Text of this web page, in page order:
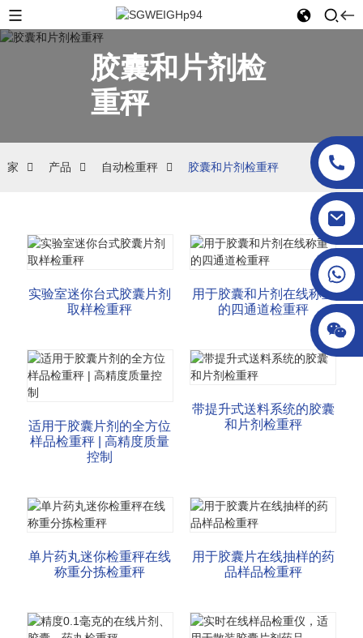
胶囊和片剂检
重秤
家 产品 自动检重秤 胶囊和片剂检重秤
实验室迷你台式胶囊片剂
取样检重秤
用于胶囊和片剂在线称重
的四通道检重秤
适用于胶囊片剂的全方位
样品检重秤 | 高精度质量
控制
带提升式送料系统的胶囊
和片剂检重秤
单片药丸迷你检重秤在线
称重分拣检重秤
用于胶囊片在线抽样的药
品样品检重秤